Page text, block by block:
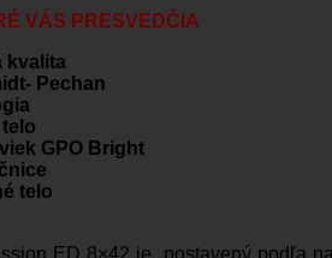
VÁS PRESVEDČIA
kvalita
Pechan
GPO Bright
telo